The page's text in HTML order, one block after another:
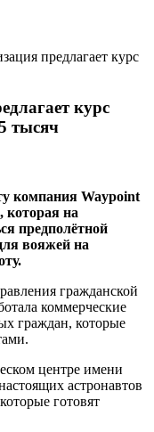
предлагает курс
курс
тысяч
компания Waypoint
которая на
предполётной
вояжей на
гражданской
коммерческие
граждан, которые
центре имени
астронавтов
готовят